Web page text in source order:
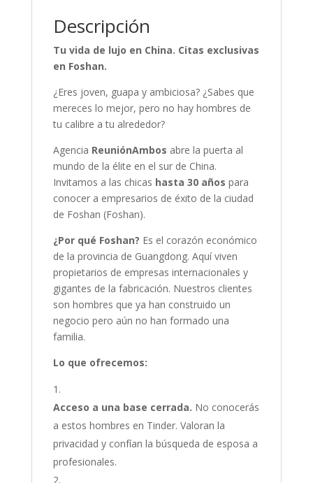
Descripción
Tu vida de lujo en China. Citas exclusivas
en Foshan.
¿Eres joven, guapa y ambiciosa? ¿Sabes que
mereces lo mejor, pero no hay hombres de
tu calibre a tu alrededor?
Agencia ReuniónAmbos abre la puerta al
mundo de la élite en el sur de China.
Invitamos a las chicas hasta 30 años para
conocer a empresarios de éxito de la ciudad
de Foshan (Foshan).
¿Por qué Foshan? Es el corazón económico
de la provincia de Guangdong. Aquí viven
propietarios de empresas internacionales y
gigantes de la fabricación. Nuestros clientes
son hombres que ya han construido un
negocio pero aún no han formado una
familia.
Lo que ofrecemos:
Acceso a una base cerrada. No conocerás
a estos hombres en Tinder. Valoran la
privacidad y confían la búsqueda de esposa a
profesionales.